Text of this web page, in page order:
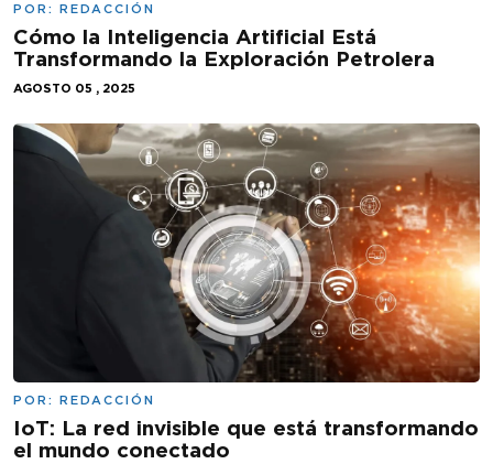
POR: REDACCIÓN
Cómo la Inteligencia Artificial Está
Transformando la Exploración Petrolera
AGOSTO 05 , 2025
POR: REDACCIÓN
IoT: La red invisible que está transformando
el mundo conectado